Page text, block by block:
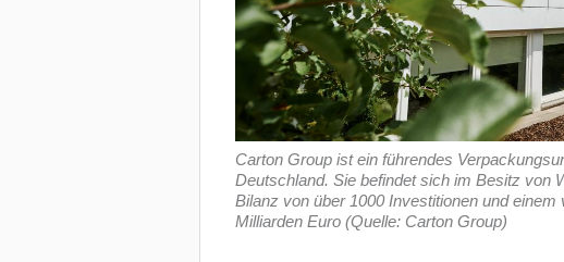
Carton Group ist ein führendes
Deutschland. Sie befindet sich im Besitz von
Bilanz von über 1000 Investitionen und
Milliarden Euro (Quelle: Carton Group)